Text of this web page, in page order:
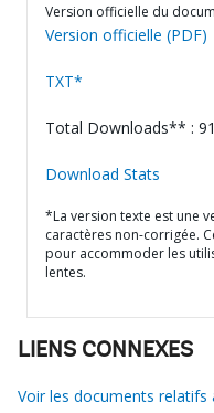
Version officielle du
Version officielle (PDF)
TXT*
Total Downloads** :
Download Stats
*La version texte est une
caractères non-corrigée.
pour accommoder les
lentes.
LIENS CONNEXES
Voir les documents relatifs